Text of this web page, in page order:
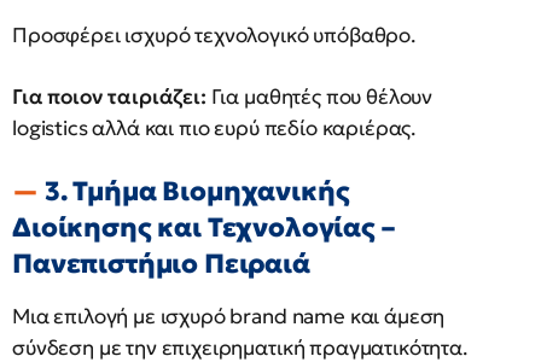
Προσφέρει ισχυρό τεχνολογικό υπόβαθρο.
Για ποιον ταιριάζει: Για μαθητές που θέλουν
logistics αλλά και πιο ευρύ πεδίο καριέρας.
3. Τμήμα Βιομηχανικής
Διοίκησης και Τεχνολογίας –
Πανεπιστήμιο Πειραιά
Μια επιλογή με ισχυρό brand name και άμεση
σύνδεση με την επιχειρηματική πραγματικότητα.